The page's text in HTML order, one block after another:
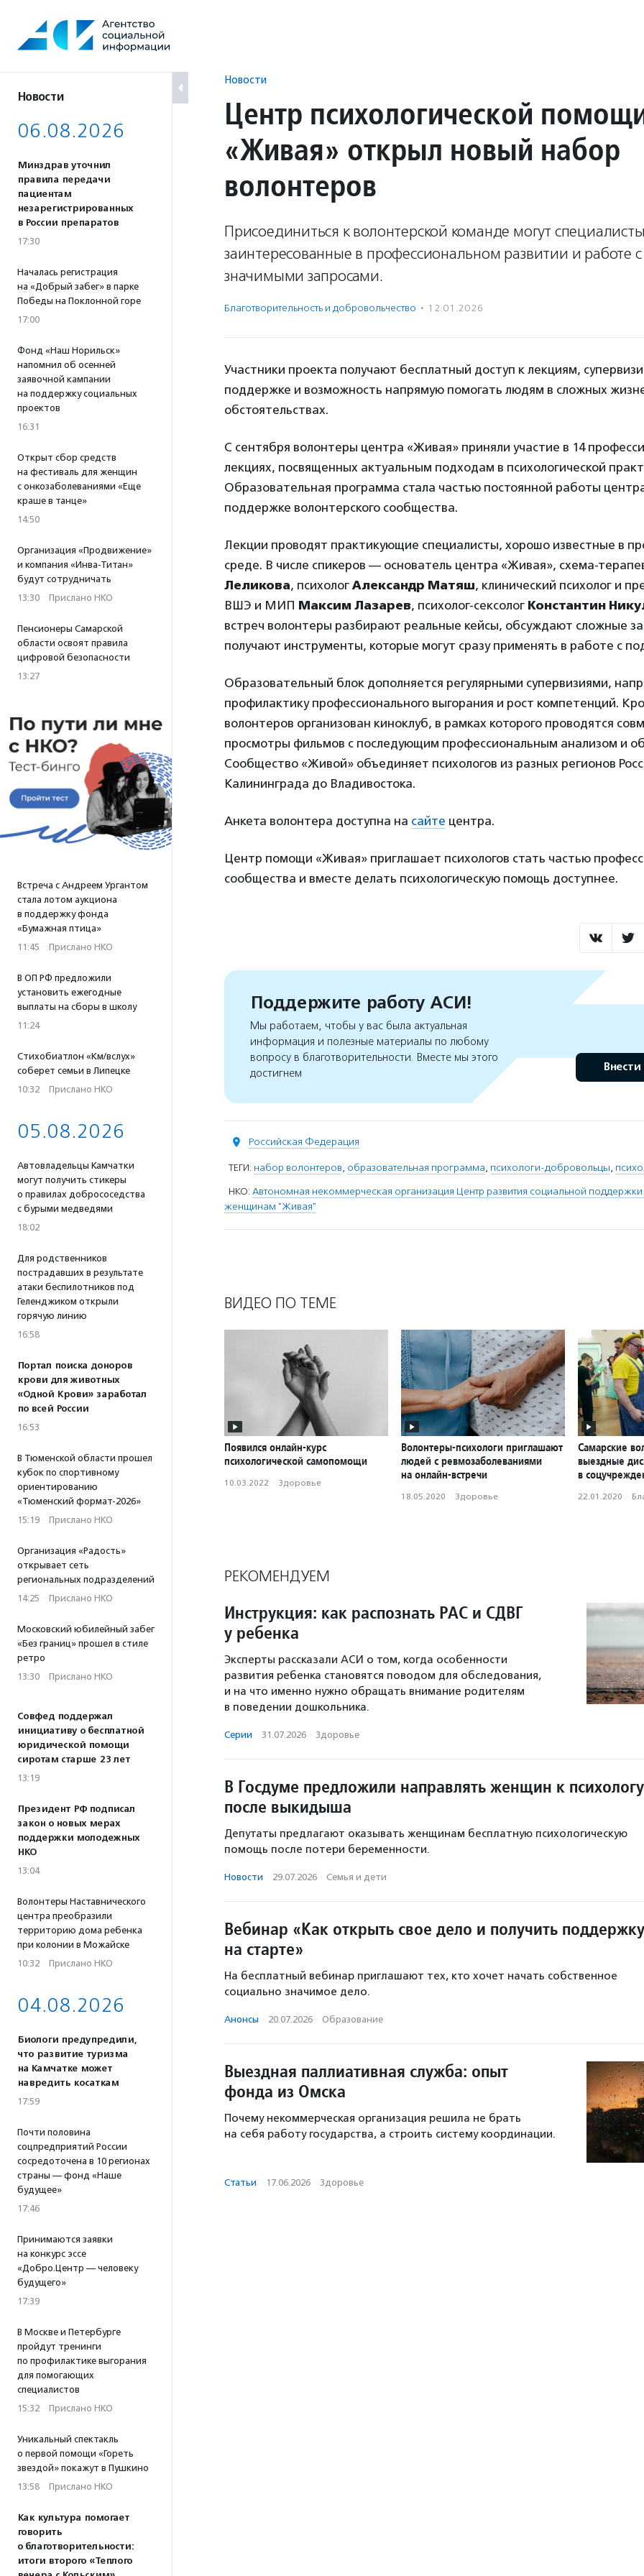
содержанию
Новости
06.08.2026
Минздрав уточнил
правила передачи
пациентам
незарегистрированных
в России препаратов
17:30
Началась регистрация
на «Добрый забег» в парке
Победы на Поклонной горе
17:00
Фонд «Наш Норильск»
напомнил об осенней
заявочной кампании
на поддержку социальных
проектов
16:31
Открыт сбор средств
на фестиваль для женщин
с онкозаболеваниями «Еще
краше в танце»
14:50
Организация «Продвижение»
и компания «Инва-Титан»
будут сотрудничать
13:30 · Прислано НКО
Пенсионеры Самарской
области освоят правила
цифровой безопасности
13:27
Встреча с Андреем Ургантом
стала лотом аукциона
в поддержку фонда
«Бумажная птица»
11:45 · Прислано НКО
В ОП РФ предложили
установить ежегодные
выплаты на сборы в школу
11:24
Стихобиатлон «Км/вслух»
соберет семьи в Липецке
10:32 · Прислано НКО
05.08.2026
Автовладельцы Камчатки
могут получить стикеры
о правилах добрососедства
с бурыми медведями
18:02
Для родственников
пострадавших в результате
атаки беспилотников под
Геленджиком открыли
горячую линию
16:58
Портал поиска доноров
крови для животных
«Одной Крови» заработал
по всей России
16:53
В Тюменской области прошел
кубок по спортивному
ориентированию
«Тюменский формат-2026»
15:19 · Прислано НКО
Организация «Радость»
открывает сеть
региональных подразделений
14:25 · Прислано НКО
Московский юбилейный забег
«Без границ» прошел в стиле
ретро
13:30 · Прислано НКО
Совфед поддержал
инициативу о бесплатной
юридической помощи
сиротам старше 23 лет
13:19
Президент РФ подписал
закон о новых мерах
поддержки молодежных
НКО
13:04
Волонтеры Наставнического
центра преобразили
территорию дома ребенка
при колонии в Можайске
10:32 · Прислано НКО
04.08.2026
Биологи предупредили,
что развитие туризма
на Камчатке может
навредить косаткам
17:59
Почти половина
соцпредприятий России
сосредоточена в 10 регионах
страны — фонд «Наше
будущее»
17:46
Принимаются заявки
на конкурс эссе
«Добро.Центр — человеку
будущего»
17:39
В Москве и Петербурге
пройдут тренинги
по профилактике выгорания
для помогающих
специалистов
15:32 · Прислано НКО
Уникальный спектакль
о первой помощи «Гореть
звездой» покажут в Пушкино
13:58 · Прислано НКО
Как культура помогает
говорить
о благотворительности:
итоги второго «Теплого
Новости
Центр психологической
«Живая» открыл новый набор
волонтеров
Присоединиться к волонтерской команде могут
заинтересованные в профессиональном развитии и работе
значимыми запросами.
Благотвори­тель­ность и доброволь­чест­во · 12.01.2026
Участники проекта получают бесплатный доступ к лекциям,
поддержке и возможность напрямую помогать людям в сложных
обстоятельствах.
С сентября волонтеры центра «Живая» приняли участие в 14
лекциях, посвященных актуальным подходам в психологической
Образовательная программа стала частью постоянной работы
поддержке волонтерского сообщества.
Лекции проводят практикующие специалисты, хорошо известные в
среде. В числе спикеров — основатель центра «Живая», схема-
Леликова, психолог Александр Матяш, клинический психолог и
ВШЭ и МИП Максим Лазарев, психолог-сексолог Константин
встреч волонтеры разбирают реальные кейсы, обсуждают сложные
получают инструменты, которые могут сразу применять в работе с
Образовательный блок дополняется регулярными супервизиями,
профилактику профессионального выгорания и рост компетенций.
волонтеров организован киноклуб, в рамках которого проводятся
просмотры фильмов с последующим профессиональным анализом и
Сообщество «Живой» объединяет психологов из разных регионов
Калининграда до Владивостока.
Анкета волонтера доступна на сайте центра.
Центр помощи «Живая» приглашает психологов стать частью
сообщества и вместе делать психологическую помощь доступнее.
Поддержите работу АСИ!
Мы работаем, чтобы у вас была актуальная
информация и полезные материалы по любому
вопросу в благотворительности. Вместе мы этого
достигнем
Внести
Российская Федерация
ТЕГИ: набор волонтеров, образовательная программа, психологи-добровольцы,
НКО: Автономная некоммерческая организация Центр развития социальной
женщинам "Живая"
ВИДЕО ПО ТЕМЕ
Появился онлайн-курс
психологической самопомощи
10.03.2022 · Здоровье
Волонтеры-психологи приглашают
людей с ревмозаболеваниями
на онлайн-встречи
18.05.2020 · Здоровье
Самарские
выездные
в
22.01.2020 ·
РЕКОМЕНДУЕМ
Инструкция: как распознать РАС и СДВГ
у ребенка
Эксперты рассказали АСИ о том, когда особенности
развития ребенка становятся поводом для обследования,
и на что именно нужно обращать внимание родителям
в поведении дошкольника.
Серии · 31.07.2026 · Здоровье
В Госдуме предложили направлять женщин к психологу
после выкидыша
Депутаты предлагают оказывать женщинам бесплатную психологическую
помощь после потери беременности.
Новости · 29.07.2026 · Семья и дети
Вебинар «Как открыть свое дело и получить поддержку
на старте»
На бесплатный вебинар приглашают тех, кто хочет начать собственное
социально значимое дело.
Анонсы · 20.07.2026 · Образование
Выездная паллиативная служба: опыт
фонда из Омска
Почему некоммерческая организация решила не брать
на себя работу государства, а строить систему координации.
Статьи · 17.06.2026 · Здоровье